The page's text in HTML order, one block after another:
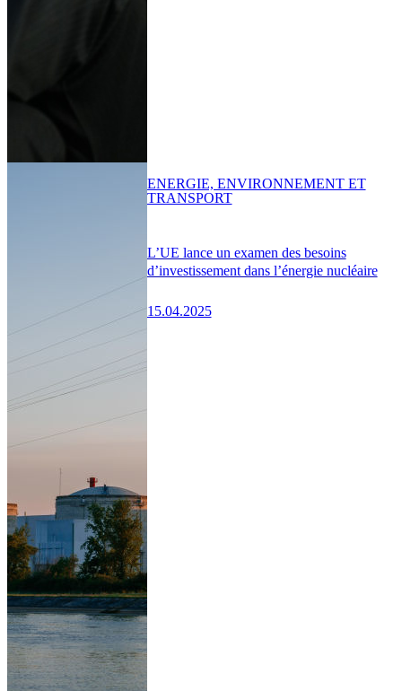
L’UE lance un examen des besoins
d’investissement dans l’énergie nucléaire
15.04.2025
ENERGIE, ENVIRONNEMENT ET
TRANSPORT